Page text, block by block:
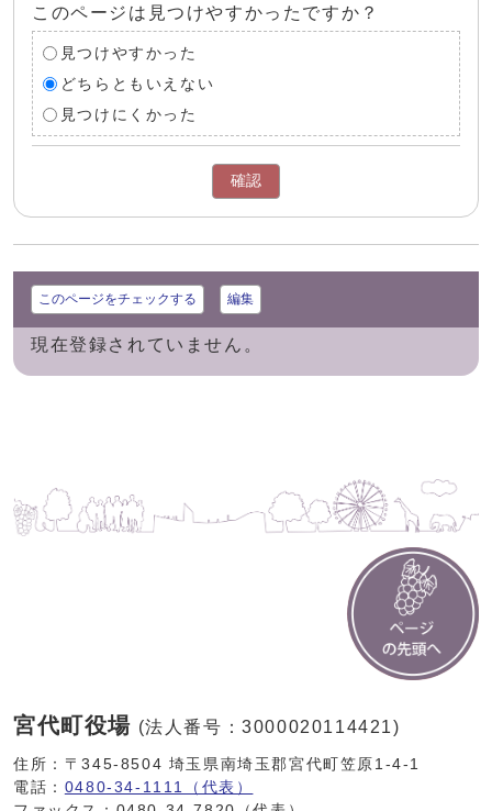
このページは見つけやすかったですか？
見つけやすかった
どちらともいえない
見つけにくかった
確認
このページをチェックする 編集
現在登録されていません。
宮代町役場 (法人番号：3000020114421)
住所：〒345-8504 埼玉県南埼玉郡宮代町笠原1-4-1
電話： 0480-34-1111（代表）